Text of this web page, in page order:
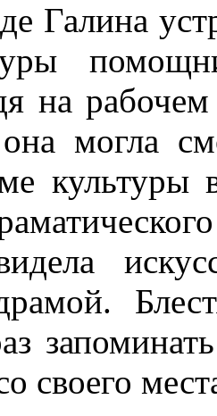
Галина
на
могла
культуры
своего